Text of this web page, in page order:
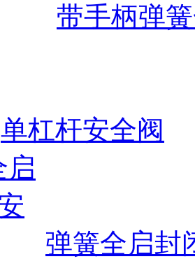
带手柄弹
单杠杆安全阀
弹簧全启封